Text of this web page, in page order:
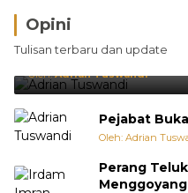
Opini
Tulisan terbaru dan update
Brasil Lebih
Punya Cara Membuat
Oleh:Adrian Tuswandi
Pejabat
Oleh: Adrian
Perang